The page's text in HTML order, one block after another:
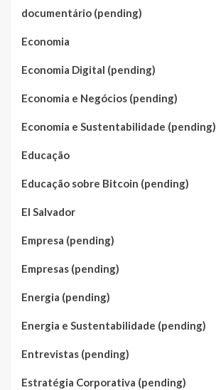
documentário (pending)
Economia
Economia Digital (pending)
Economia e Negócios (pending)
Economia e Sustentabilidade (pending)
Educação
Educação sobre Bitcoin (pending)
El Salvador
Empresa (pending)
Empresas (pending)
Energia (pending)
Energia e Sustentabilidade (pending)
Entrevistas (pending)
Estratégia Corporativa (pending)